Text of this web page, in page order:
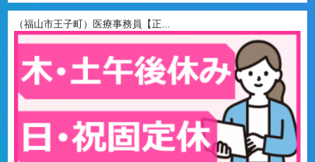
（福山市王子町）医療事務員【正...